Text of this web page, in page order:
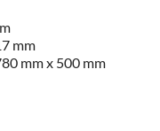
mm
mm x 500 mm